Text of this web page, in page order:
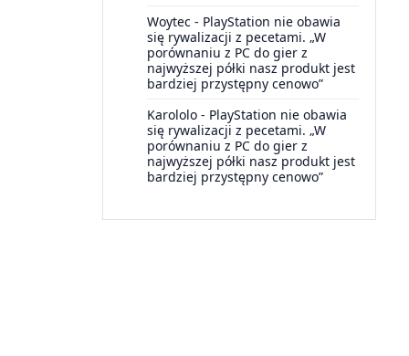
Woytec - PlayStation nie obawia
się rywalizacji z pecetami. „W
porównaniu z PC do gier z
najwyższej półki nasz produkt jest
bardziej przystępny cenowo”
Karololo - PlayStation nie obawia
się rywalizacji z pecetami. „W
porównaniu z PC do gier z
najwyższej półki nasz produkt jest
bardziej przystępny cenowo”